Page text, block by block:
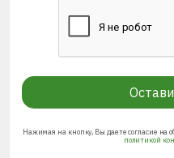
Нажимая на кнопку, Вы даете согласие на
политикой